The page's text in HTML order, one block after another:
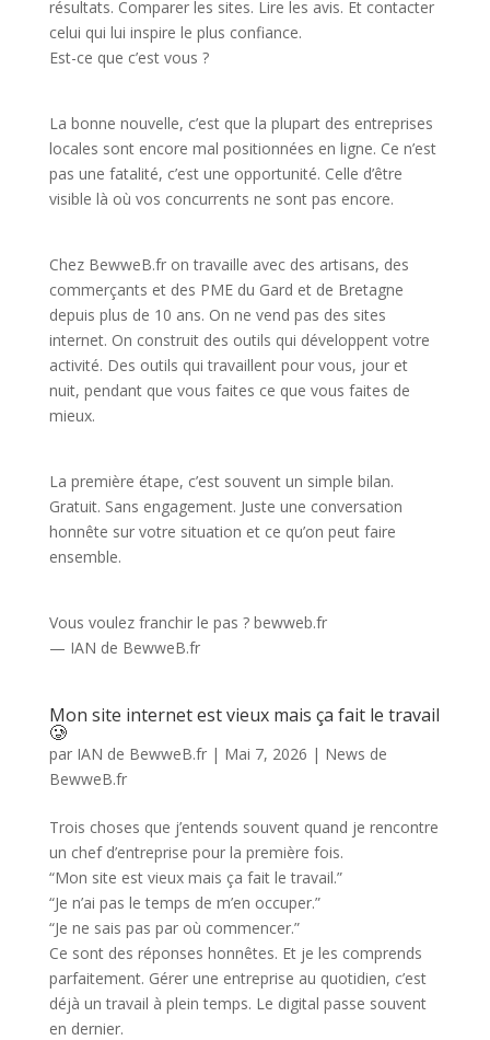
résultats. Comparer les sites. Lire les avis. Et contacter
celui qui lui inspire le plus confiance.
Est-ce que c’est vous ?
La bonne nouvelle, c’est que la plupart des entreprises
locales sont encore mal positionnées en ligne. Ce n’est
pas une fatalité, c’est une opportunité. Celle d’être
visible là où vos concurrents ne sont pas encore.
Chez BewweB.fr on travaille avec des artisans, des
commerçants et des PME du Gard et de Bretagne
depuis plus de 10 ans. On ne vend pas des sites
internet. On construit des outils qui développent votre
activité. Des outils qui travaillent pour vous, jour et
nuit, pendant que vous faites ce que vous faites de
mieux.
La première étape, c’est souvent un simple bilan.
Gratuit. Sans engagement. Juste une conversation
honnête sur votre situation et ce qu’on peut faire
ensemble.
Vous voulez franchir le pas ? bewweb.fr
— IAN de BewweB.fr
Mon site internet est vieux mais ça fait le travail
🥲
par IAN de BewweB.fr| Mai 7, 2026 | News de
BewweB.fr
Trois choses que j’entends souvent quand je rencontre
un chef d’entreprise pour la première fois.
“Mon site est vieux mais ça fait le travail.”
“Je n’ai pas le temps de m’en occuper.”
“Je ne sais pas par où commencer.”
Ce sont des réponses honnêtes. Et je les comprends
parfaitement. Gérer une entreprise au quotidien, c’est
déjà un travail à plein temps. Le digital passe souvent
en dernier.